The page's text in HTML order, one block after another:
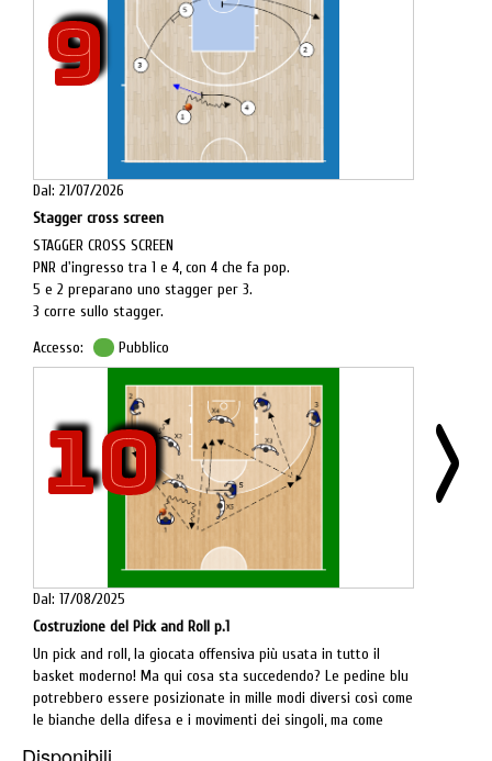
Descrizione: il giocatore in posizione fondamentale esegue
un passaggio con la mano esterna all'appoggio, riceve un
passaggio di ritorno, esegue una partenza incrociata ed una
conclusione a scelta dell'allenatore (terzo tempo, arresto di
potenza, arresto rovescio, secondo tempo, secondo tempo
9
Dal: 21/07/2026
Stagger cross screen
STAGGER CROSS SCREEN
PNR d'ingresso tra 1 e 4, con 4 che fa pop.
5 e 2 preparano uno stagger per 3.
3 corre sullo stagger.
10
Accesso: Pubblico
Dal: 17/08/2025
Costruzione del Pick and Roll p.1
Un pick and roll, la giocata offensiva più usata in tutto il
basket moderno! Ma qui cosa sta succedendo? Le pedine blu
potrebbero essere posizionate in mille modi diversi così come
le bianche della difesa e i movimenti dei singoli, ma come